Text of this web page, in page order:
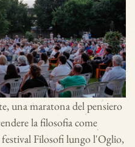
una maratona del pensiero
la filosofia come
festival Filosofi lungo l'Oglio,